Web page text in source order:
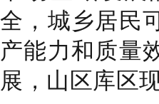
全，城乡居民
产能力和质量
展，山区库区